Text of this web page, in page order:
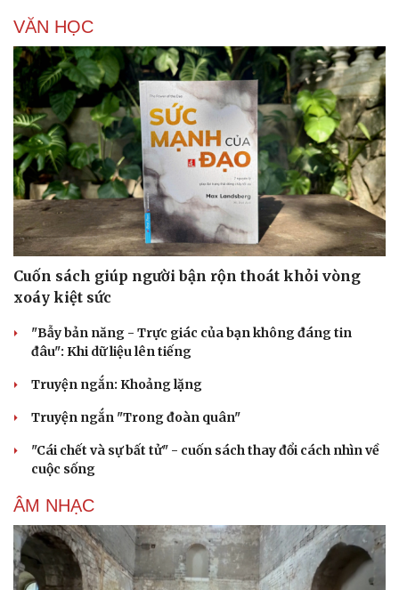
Du lịch
Tư vấn
Săn Tour
check-in
Podcast
Câu chuyện thời sự
Đọc truyện đêm khuya
Cửa sổ tình yêu
Kể chuyện cho bé
Hạt giống tâm hồn
VĂN HỌC
Cuốn sách giúp người bận rộn thoát khỏi vòng
xoáy kiệt sức
"Bẫy bản năng - Trực giác của bạn không đáng tin
đâu": Khi dữ liệu lên tiếng
Truyện ngắn: Khoảng lặng
Truyện ngắn "Trong đoàn quân"
"Cái chết và sự bất tử" - cuốn sách thay đổi cách nhìn về
cuộc sống
ÂM NHẠC